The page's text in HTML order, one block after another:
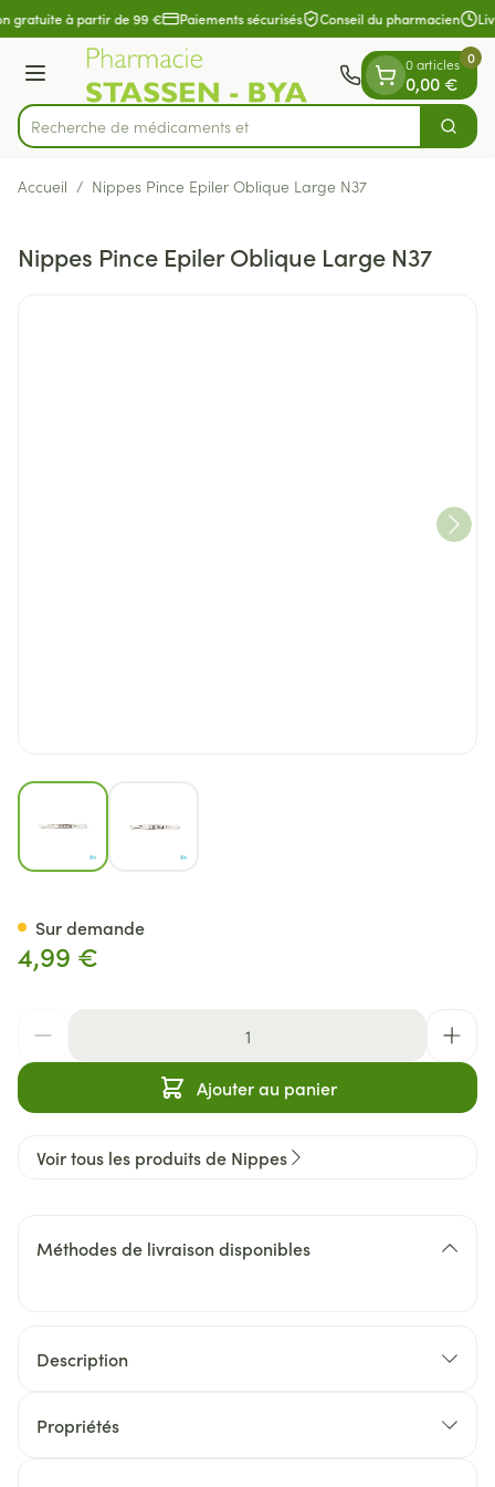
Aller au contenu
1 de 1
gratuite à partir de 99 € Paiements sécurisés Conseil du pharmacien
Menu
Rechercher
Recherche de médic
0 articles
0,00 €
0
Accueil / Nippes Pince Epiler Oblique Large N37
Nippes Pince Epiler Oblique Large N37
View larger image
4,99 €
Ajouter au panier
Sur demande
Voir tous les produits de Nippes
Méthodes de livraison disponibles
Description
Propriétés